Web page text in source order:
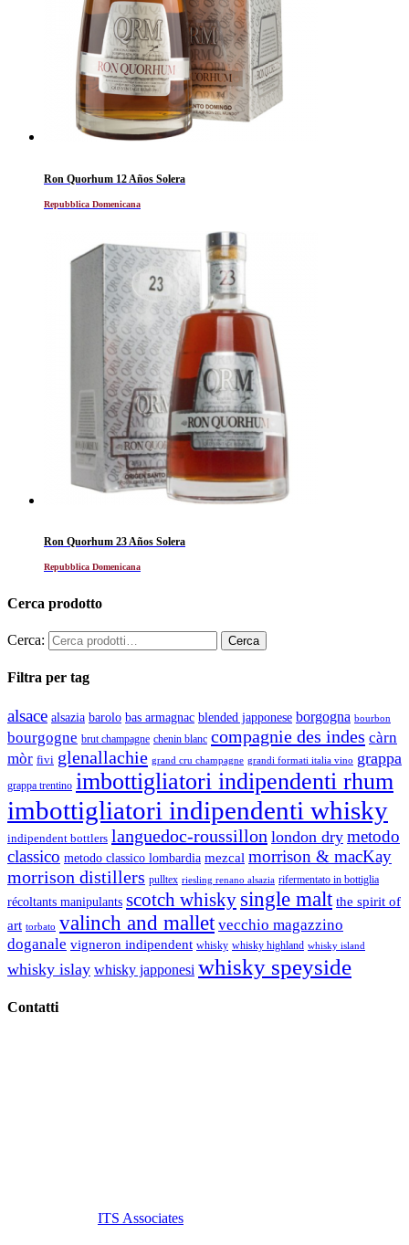
Ron Quorhum 12 Años Solera
Repubblica Domenicana
Ron Quorhum 23 Años Solera
Repubblica Domenicana
Cerca prodotto
Cerca:
Filtra per tag
alsace alsazia barolo bas armagnac blended japponese borgogna bourbon
bourgogne brut champagne chenin blanc compagnie des indes càrn
mòr fivi glenallachie grand cru champagne grandi formati italia vino grappa
grappa trentino imbottigliatori indipendenti rhum
imbottigliatori indipendenti whisky
indipendent bottlers languedoc-roussillon london dry metodo
classico metodo classico lombardia mezcal morrison & macKay
morrison distillers pulltex riesling renano alsazia rifermentato in bottiglia
récoltants manipulants scotch whisky single malt the spirit of
art torbato valinch and mallet vecchio magazzino
doganale vigneron indipendent whisky whisky highland whisky island
whisky islay whisky japponesi whisky speyside
Contatti
ITS Associates